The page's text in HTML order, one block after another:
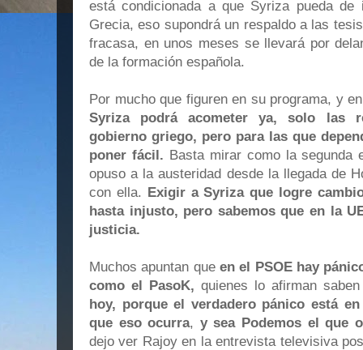
está condicionada a que Syriza pueda
Grecia, eso supondrá un respaldo a las
fracasa, en unos meses se llevará por
de la formación española.
Por mucho que figuren en su programa, y
Syriza podrá acometer ya, solo las
gobierno griego, pero para las que
poner fácil. Basta mirar como la segunda
opuso a la austeridad desde la llegada de
con ella. Exigir a Syriza que logre
hasta injusto, pero sabemos que en la
justicia.
Muchos apuntan que en el PSOE hay
como el PasoK, quienes lo afirman
hoy, porque el verdadero pánico está
que eso ocurra, y sea Podemos el que
dejo ver Rajoy en la entrevista televisiva